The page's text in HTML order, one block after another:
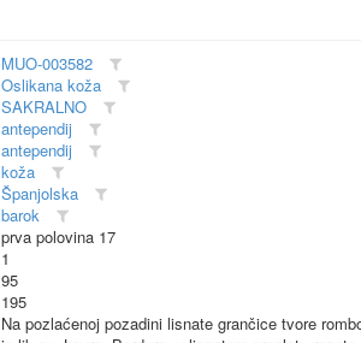
MUO-003582
Oslikana koža
SAKRALNO
antependij
antependij
koža
Španjolska
barok
prva polovina 17
1
95
195
Na pozlaćenoj pozadini lisnate grančice tvore